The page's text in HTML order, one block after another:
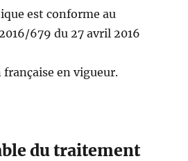
est conforme au
679 du 27 avril 2016
en vigueur.
du traitement